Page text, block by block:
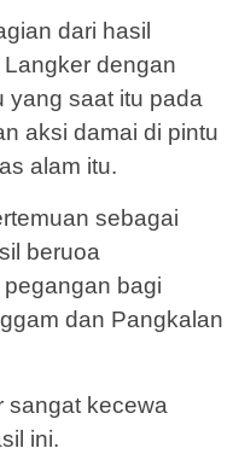
dari hasil
dengan
yang saat itu pada
aksi damai di pintu
alam itu.
sebagai
beruoa
bagi
dan Pangkalan
sangat kecewa
ini.